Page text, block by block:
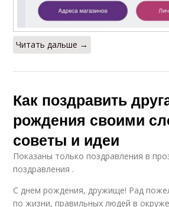
Читать дальше →
Как поздравить
рождения своими
советы и идеи
Показаны только поздравления в
поздравления .
С днем рождения, дружище! Рад
по жизни, правильных людей в